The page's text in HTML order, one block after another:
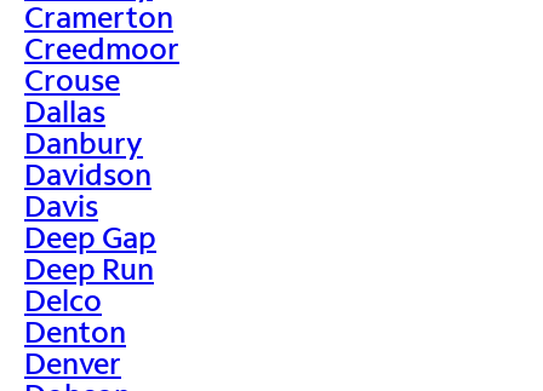
Cramerton
Creedmoor
Crouse
Dallas
Danbury
Davidson
Davis
Deep Gap
Deep Run
Delco
Denton
Denver